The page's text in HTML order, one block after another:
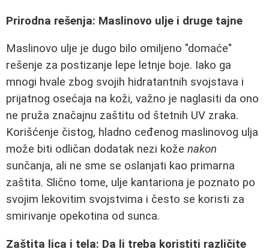
Prirodna rešenja: Maslinovo ulje i druge tajne
Maslinovo ulje je dugo bilo omiljeno "domaće"
rešenje za postizanje lepe letnje boje. Iako ga
mnogi hvale zbog svojih hidratantnih svojstava i
prijatnog osećaja na koži, važno je naglasiti da ono
ne pruža značajnu zaštitu od štetnih UV zraka.
Korišćenje čistog, hladno ceđenog maslinovog ulja
može biti odličan dodatak nezi kože nakon
sunčanja, ali ne sme se oslanjati kao primarna
zaštita. Slično tome, ulje kantariona je poznato po
svojim lekovitim svojstvima i često se koristi za
smirivanje opekotina od sunca.
Zaštita lica i tela: Da li treba koristiti različite